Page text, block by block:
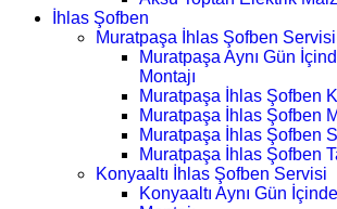
İhlas Şofben
Muratpaşa İhlas Şofben Servisi
Muratpaşa Aynı Gün
Montajı
Muratpaşa İhlas Şofben
Muratpaşa İhlas Şofben
Muratpaşa İhlas Şofben
Muratpaşa İhlas Şofben
Konyaaltı İhlas Şofben Servisi
Konyaaltı Aynı Gün